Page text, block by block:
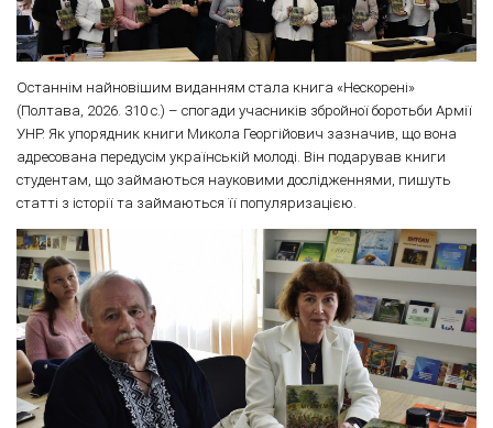
Останнім найновішим виданням стала книга «Нескорені»
(Полтава, 2026. 310 с.) – спогади учасників збройної боротьби Армії
УНР. Як упорядник книги Микола Георгійович зазначив, що вона
адресована передусім українській молоді. Він подарував книги
студентам, що займаються науковими дослідженнями, пишуть
статті з історії та займаються її популяризацією.